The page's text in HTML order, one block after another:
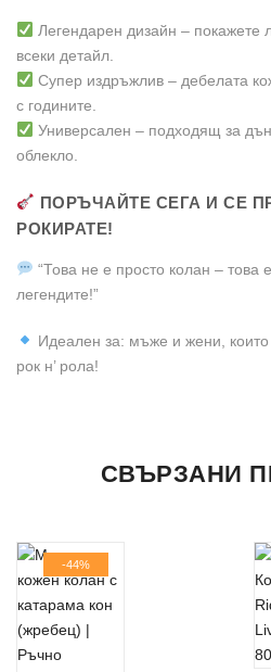
Легендарен дизайн – покажете
всеки детайл.
Супер издръжлив – дебелата
с годините.
Универсален – подходящ за
облекло.
ПОРЪЧАЙТЕ СЕГА И СЕ
РОКИРАТЕ!
“Това не е просто колан – това
легендите!”
Идеален за: мъже и жени,
рок н’ рола!
Материал
Ширина
Metallica АРТ# 5866”
Вашият имейл адрес няма да бъде
Задължителните полета са
Име
Адрес
СВЪРЗАНИ
-44%